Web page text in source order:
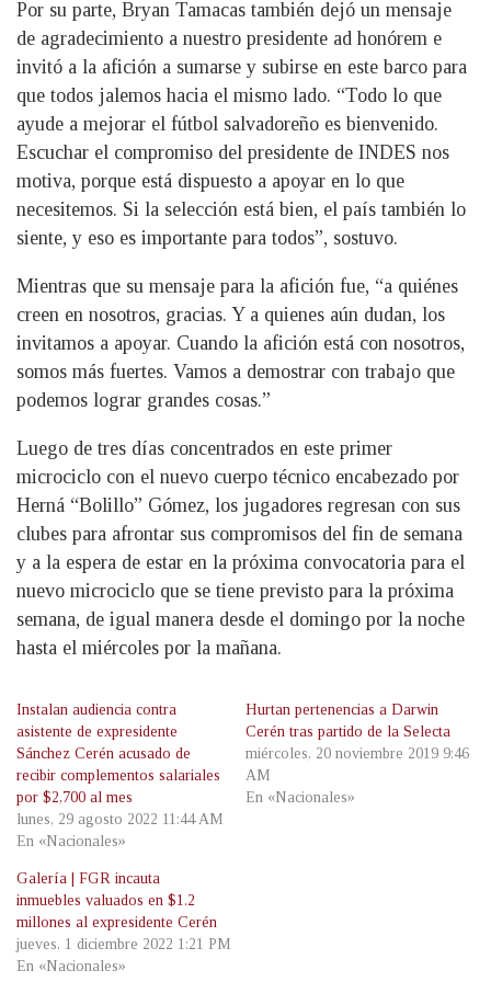
Por su parte, Bryan Tamacas también dejó un mensaje
de agradecimiento a nuestro presidente ad honórem e
invitó a la afición a sumarse y subirse en este barco para
que todos jalemos hacia el mismo lado. “Todo lo que
ayude a mejorar el fútbol salvadoreño es bienvenido.
Escuchar el compromiso del presidente de INDES nos
motiva, porque está dispuesto a apoyar en lo que
necesitemos. Si la selección está bien, el país también lo
siente, y eso es importante para todos”, sostuvo.
Mientras que su mensaje para la afición fue, “a quiénes
creen en nosotros, gracias. Y a quienes aún dudan, los
invitamos a apoyar. Cuando la afición está con nosotros,
somos más fuertes. Vamos a demostrar con trabajo que
podemos lograr grandes cosas.”
Luego de tres días concentrados en este primer
microciclo con el nuevo cuerpo técnico encabezado por
Herná “Bolillo” Gómez, los jugadores regresan con sus
clubes para afrontar sus compromisos del fin de semana
y a la espera de estar en la próxima convocatoria para el
nuevo microciclo que se tiene previsto para la próxima
semana, de igual manera desde el domingo por la noche
hasta el miércoles por la mañana.
Instalan audiencia contra
asistente de expresidente
Sánchez Cerén acusado de
recibir complementos salariales
por $2,700 al mes
lunes, 29 agosto 2022 11:44 AM
En «Nacionales»
Hurtan pertenencias a Darwin
Cerén tras partido de la Selecta
miércoles, 20 noviembre 2019 9:46
AM
En «Nacionales»
Galería | FGR incauta
inmuebles valuados en $1.2
millones al expresidente Cerén
jueves, 1 diciembre 2022 1:21 PM
En «Nacionales»